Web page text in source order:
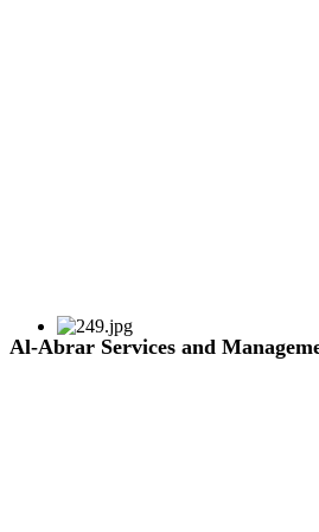
Al-Abrar Services and